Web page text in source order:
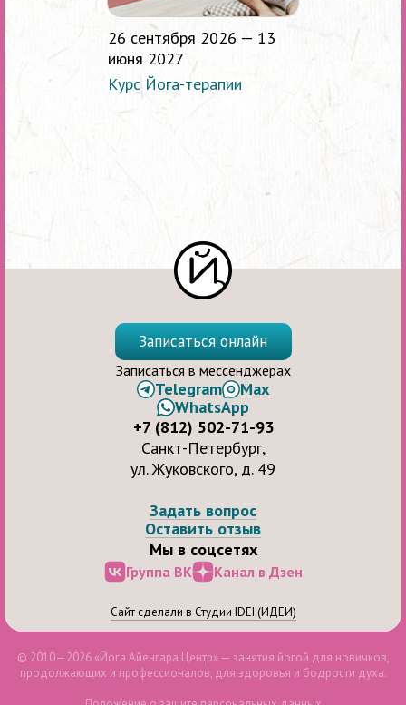
26 сентября 2026 — 13
июня 2027
Курс Йога-терапии
Задать вопрос
Оставить отзыв
Мы в соцсетях
Группа ВК Канал в Дзен
Записаться онлайн
Записаться в мессенджерах
Telegram
Max
WhatsApp
+7 (812) 502-71-93
Санкт-Петербург,
ул. Жуковского, д. 49
Сайт сделали в Студии IDEI (ИДЕИ)
© 2010—2026 «Йога Айенгара Центр» — занятия йогой для новичков,
продолжающих и профессионалов, для здоровья и бодрости духа.